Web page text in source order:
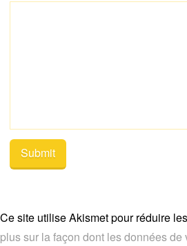
Ce site utilise Akismet pour réduire
plus sur la façon dont les données